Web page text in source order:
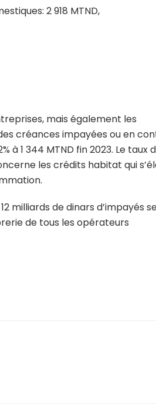
2 918 MTND,
mais également les
créances impayées ou en
à 1 344 MTND fin 2023. Le taux
les crédits habitat qui
milliards de dinars d’impayés
de tous les opérateurs